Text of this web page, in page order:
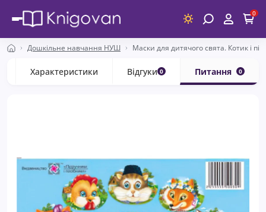
0
Дошкільне навчання НУШ Маски для дитячого свята. Котик і
Характеристики Відгуки 0 Питання 0